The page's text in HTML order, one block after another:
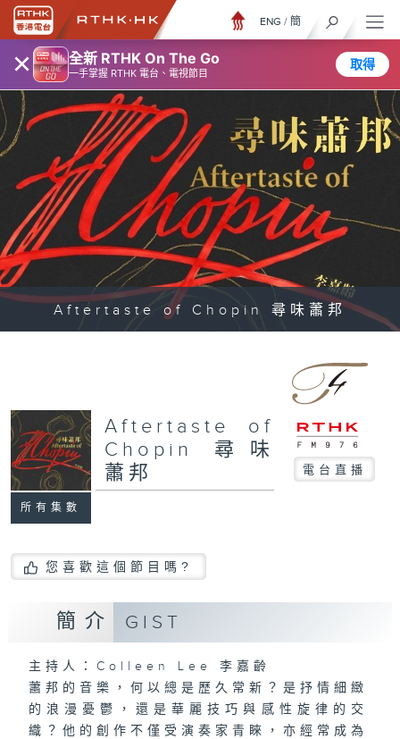
× 全新 RTHK On The Go
一手掌握 RTHK 電台、電視節目
取得
ENG / 簡
Aftertaste of Chopin 尋味蕭邦
所有集數
Aftertaste of
Chopin 尋味
蕭邦
電台直播
您喜歡這個節目嗎?
簡介 GIST
主持人：Colleen Lee 李嘉齡
蕭邦的音樂，何以總是歷久常新？是抒情細緻
的浪漫憂鬱，還是華麗技巧與感性旋律的交
織？他的創作不僅受演奏家青睞，亦經常成為